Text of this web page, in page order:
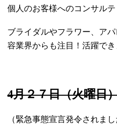
個人のお客様へのコンサル
ブライダルやフラワー、ア
容業界からも注目！活躍でき
4月２７日（火曜日
（緊急事態宣言発令されま